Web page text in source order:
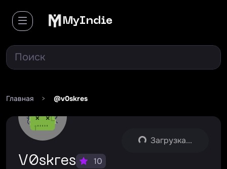
MyIndie
Главная > @v0skres
Загрузка...
v0skres
10